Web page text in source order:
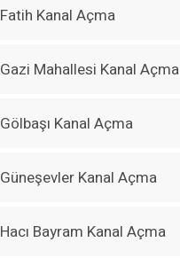
Fatih Kanal Açma
Gazi Mahallesi Kanal Açma
Gölbaşı Kanal Açma
Güneşevler Kanal Açma
Hacı Bayram Kanal Açma